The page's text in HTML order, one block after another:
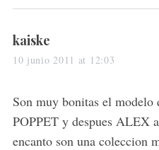
s
a
s
:
kaiske
10 junio 2011 at 12:03
Son muy bonitas el modelo
POPPET y despues ALEX
encanto son una coleccion